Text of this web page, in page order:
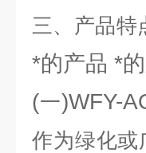
三、产品特
*的产品 *
(一)WFY-
作为绿化或